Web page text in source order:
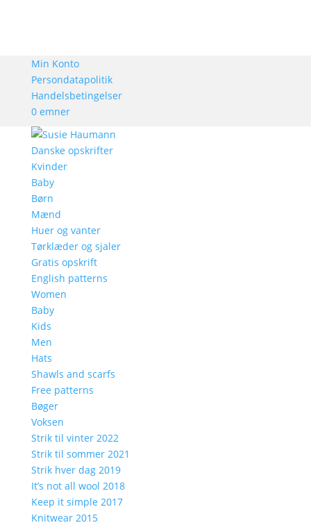
Min Konto
Persondatapolitik
Handelsbetingelser
0 emner
Danske opskrifter
Kvinder
Baby
Børn
Mænd
Huer og vanter
Tørklæder og sjaler
Gratis opskrift
English patterns
Women
Baby
Kids
Men
Hats
Shawls and scarfs
Free patterns
Bøger
Voksen
Strik til vinter 2022
Strik til sommer 2021
Strik hver dag 2019
It’s not all wool 2018
Keep it simple 2017
Knitwear 2015